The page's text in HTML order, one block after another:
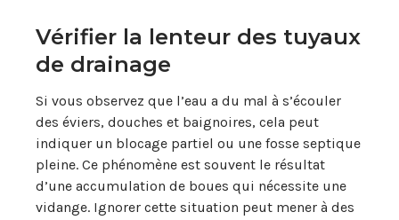
Vérifier la lenteur des tuyaux
de drainage
Si vous observez que l’eau a du mal à s’écouler
des éviers, douches et baignoires, cela peut
indiquer un blocage partiel ou une fosse septique
pleine. Ce phénomène est souvent le résultat
d’une accumulation de boues qui nécessite une
vidange. Ignorer cette situation peut mener à des